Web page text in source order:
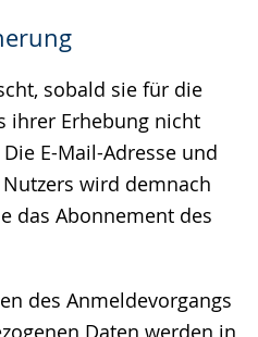
sobald sie für die
ihrer Erhebung nicht
E-Mail-Adresse und
wird demnach
das Abonnement des
des Anmeldevorgangs
Daten werden in